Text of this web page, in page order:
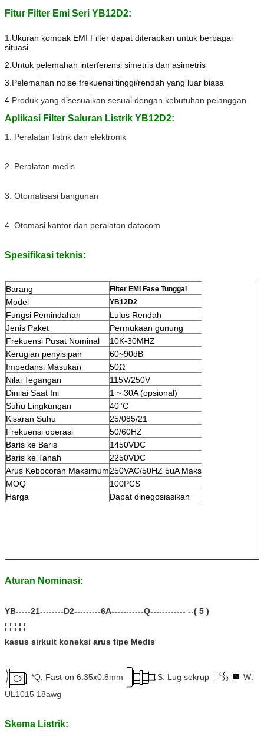
Fitur Filter Emi Seri YB12D2:
1. Ukuran kompak EMI Filter dapat diterapkan untuk berbagai
situasi.
2. Untuk pelemahan interferensi simetris dan asimetris
3. Pelemahan noise frekuensi tinggi/rendah yang luar biasa
4. Produk yang disesuaikan sesuai dengan kebutuhan pelanggan
Aplikasi Filter Saluran Listrik YB12D2:
1. Peralatan listrik dan elektronik
2. Peralatan medis
3. Otomatisasi bangunan
4. Otomasi kantor dan peralatan datacom
Spesifikasi teknis:
Barang Filter EMI Fase Tunggal
Model YB12D2
Fungsi Pemindahan
Lulus Rendah
Jenis Paket
Permukaan gunung
Frekuensi Pusat Nominal
10K-30MHZ
Kerugian penyisipan
60~90dB
Impedansi Masukan
50Ω
Nilai Tegangan
115V/250V
Dinilai Saat Ini
1 ~ 30A (opsional)
Suhu Lingkungan
40°C
Kisaran Suhu
25/085/21
Frekuensi operasi
50/60HZ
Baris ke Baris
1450VDC
Baris ke Tanah
2250VDC
Arus Kebocoran Maksimum250VAC/50HZ 5uA Maks
MOQ
100PCS
Harga
Dapat dinegosiasikan
Aturan Nominasi:
YB-----21--------D2---------6A-----------Q------------ --( 5 )
¦ ¦ ¦ ¦ ¦
kasus sirkuit koneksi arus tipe Medis
*Q: Fast-on 6.35x0.8mm S: Lug sekrup
W:
UL1015 18awg
Skema Listrik: